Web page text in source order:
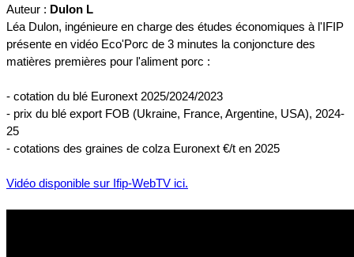
Auteur : Dulon L
Léa Dulon, ingénieure en charge des études économiques à l'IFIP
présente en vidéo Eco'Porc de 3 minutes la conjoncture des
matières premières pour l'aliment porc :
- cotation du blé Euronext 2025/2024/2023
- prix du blé export FOB (Ukraine, France, Argentine, USA), 2024-
25
- cotations des graines de colza Euronext €/t en 2025
Vidéo disponible sur Ifip-WebTV ici.